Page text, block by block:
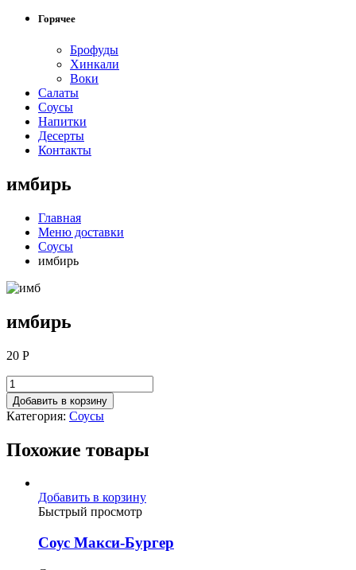
Горячее
Брофуды
Хинкали
Воки
Салаты
Соусы
Напитки
Десерты
Контакты
имбирь
Главная
Меню доставки
Соусы
имбирь
имбирь
20 Р
Добавить в корзину
Категория: Соусы
Похожие товары
Добавить в корзину
Быстрый просмотр
Соус Макси-Бургер